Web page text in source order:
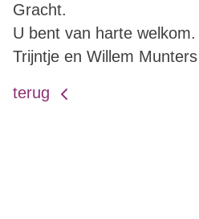
Gracht.
U bent van harte welkom.
Trijntje en Willem Munters
terug